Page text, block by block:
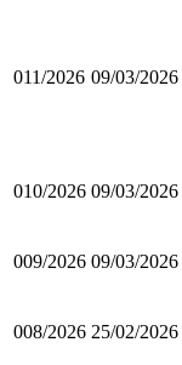
011/2026 09/03/2026
010/2026 09/03/2026
009/2026 09/03/2026
008/2026 25/02/2026